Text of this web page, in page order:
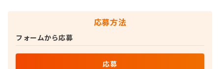
応募方法
フォームから応募
応募